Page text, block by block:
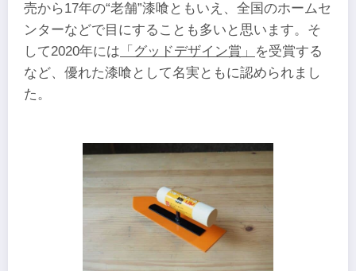
売から17年の“老舗”漆喰ともいえ、全国のホームセ
ンターなどで目にすることも多いと思います。そ
して2020年には 「グッドデザイン賞」
を受賞する
など、優れた漆喰として名実ともに認められまし
た。